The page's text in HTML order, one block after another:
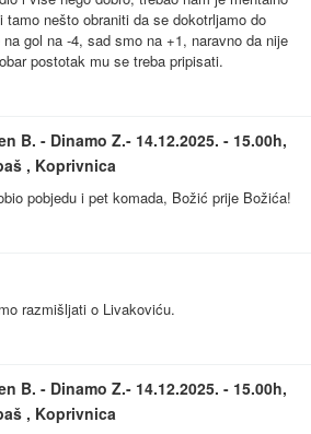
nešto obraniti da se dokotrljamo do
gol na -4, sad smo na +1, naravno da nije
postotak mu se treba pripisati.
B. - Dinamo Z.- 14.12.2025. - 15.00h,
, Koprivnica
pobjedu i pet komada, Božić prije Božića!
razmišljati o Livakoviću.
B. - Dinamo Z.- 14.12.2025. - 15.00h,
, Koprivnica